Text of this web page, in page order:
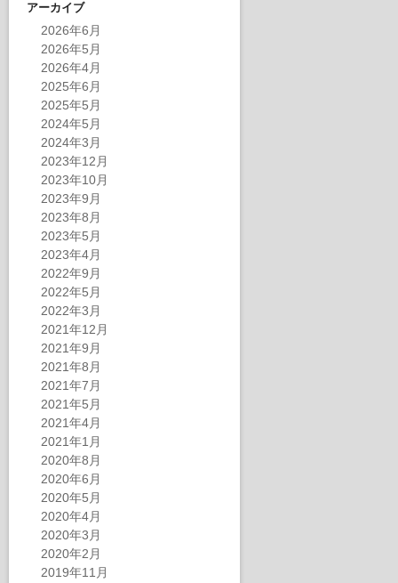
アーカイブ
2026年6月
2026年5月
2026年4月
2025年6月
2025年5月
2024年5月
2024年3月
2023年12月
2023年10月
2023年9月
2023年8月
2023年5月
2023年4月
2022年9月
2022年5月
2022年3月
2021年12月
2021年9月
2021年8月
2021年7月
2021年5月
2021年4月
2021年1月
2020年8月
2020年6月
2020年5月
2020年4月
2020年3月
2020年2月
2019年11月